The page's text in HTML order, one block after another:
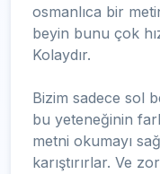
osmanlıca bir
beyin bunu çok
Kolaydır.
Bizim sadece sol
bu yeteneğinin
metni okumayı
karıştırırlar. Ve